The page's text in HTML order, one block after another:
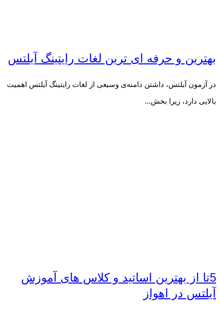
بهترین و حرفه ای ترین لغات رایتینگ آیلتس
در آزمون آیلتس، داشتن دامنه‌ی وسیعی از لغات رایتینگ آیلتس اهمیت
بالایی دارد، زیرا بخش...
5تا از بهترین اساتید و کلاس های آموزش
آیلتس در اهواز